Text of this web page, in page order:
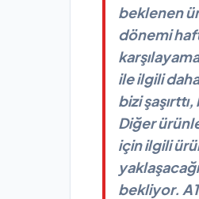
beklenen
dönemi
ile ilgili
bizi
Diğer
için ilgili
bekliyor.